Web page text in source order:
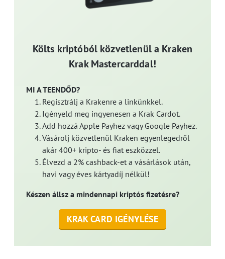
Költs kriptóból közvetlenül a Kraken
Krak Mastercarddal!
MI A TEENDŐD?
Regisztrálj a Krakenre a linkünkkel.
Igényeld meg ingyenesen a Krak Cardot.
Add hozzá Apple Payhez vagy Google Payhez.
Vásárolj közvetlenül Kraken egyenlegedről
akár 400+ kripto- és fiat eszközzel.
Élvezd a 2% cashback-et a vásárlások után,
havi vagy éves kártyadíj nélkül!
Készen állsz a mindennapi kriptós fizetésre?
KRAK CARD IGÉNYLÉSE